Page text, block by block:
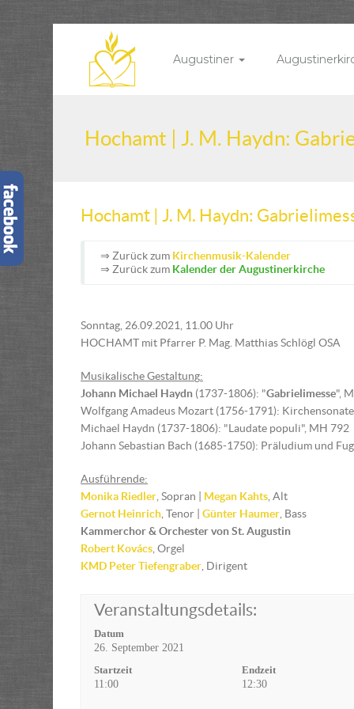
Augustiner
Hochamt | J. M. Haydn:
Hochamt | J. M. Haydn:
⇒ Zurück zum Kirchenmusik-Kalender
⇒ Zurück zum Kalender der Augustinerkirche
Sonntag, 26.09.2021, 11.00 Uhr
HOCHAMT mit Pfarrer P. Mag. Matthias Schlögl OSA
Musikalische Gestaltung:
Johann Michael Haydn (1737-1806): "Gabrielimesse",
Wolfgang Amadeus Mozart (1756-1791):
Michael Haydn (1737-1806): "Laudate populi", MH 792
Johann Sebastian Bach (1685-1750): Präludium und
Ausführende:
Monika Riedler , Sopran | Megan Kahts , Alt
Gernot Heinrich , Tenor | Günter Haumer , Bass
Kammerchor & Orchester von St. Augustin
Robert Kovács , Orgel
KMD Peter Tiefengraber , Dirigent
Veranstaltungsdetails:
Datum
26. September 2021
Startzeit
11:00
Endzeit
12:30